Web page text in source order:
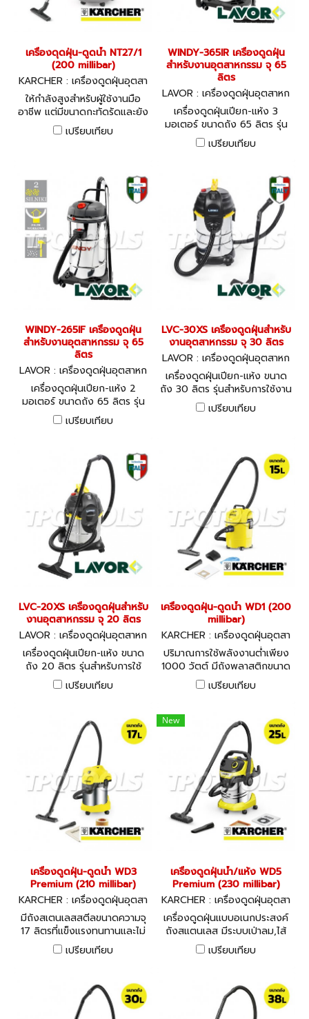
เครื่องดุดฝุ่น-ดูดน้ำ NT27/1
(200 millibar)
KARCHER : เครื่องดูดฝุ่นอุตสา
หกรรม NT27/1
ให้กำลังสูงสำหรับผู้ใช้งานมือ
อาชีพ แต่มีขนาดกะทัดรัดและยัง
คงไว้ซึ่งมาตรฐานในการใช้งาน
โดยมีอุปกรณ์เสริมที่หลากหลาย
เปรียบเทียบ
WINDY-365IR เครื่องดูดฝุ่น
สำหรับงานอุตสาหกรรม จุ 65
ลิตร
LAVOR : เครื่องดูดฝุ่นอุตสาหก
รรม WINDY-365IR
เครื่องดูดฝุ่นเปียก-แห้ง 3
มอเตอร์ ขนาดถัง 65 ลิตร รุ่น
สำหรับการใช้งานระดับ
อุตสาหกรรม จำนวนมอเตอร์ 3
220 โวลท์
เปรียบเทียบ
WINDY-265IF เครื่องดูดฝุ่น
สำหรับงานอุตสาหกรรม จุ 65
ลิตร
LAVOR : เครื่องดูดฝุ่นอุตสาหก
รรม WINDY-265IF
เครื่องดูดฝุ่นเปียก-แห้ง 2
มอเตอร์ ขนาดถัง 65 ลิตร รุ่น
สำหรับการใช้งานระดับ
อุตสาหกรรม จำนวนมอเตอร์ 2
220 โวลท์
เปรียบเทียบ
LVC-30XS เครื่องดูดฝุ่นสำหรับ
งานอุตสาหกรรม จุ 30 ลิตร
LAVOR : เครื่องดูดฝุ่นอุตสาหก
รรม LVC-30XS
เครื่องดูดฝุ่นเปียก-แห้ง ขนาด
ถัง 30 ลิตร รุ่นสำหรับการใช้งาน
ระดับอุตสาหกรรม มอเตอร์
1200 วัตต์ ระบบไฟ 220 โวลท์
เปรียบเทียบ
LVC-20XS เครื่องดูดฝุ่นสำหรับ
งานอุตสาหกรรม จุ 20 ลิตร
LAVOR : เครื่องดูดฝุ่นอุตสาหก
รรม LVC-20XS
เครื่องดูดฝุ่นเปียก-แห้ง ขนาด
ถัง 20 ลิตร รุ่นสำหรับการใช้
งานระดับอุตสาหกรรม มอเตอร์
1200 วัตต์ ระบบไฟ 220 โวลท์
เปรียบเทียบ
เครื่องดูดฝุ่น-ดูดน้ำ WD1 (200
millibar)
KARCHER : เครื่องดูดฝุ่นอุตสา
หกรรม WD1
ปริมาณการใช้พลังงานต่ำเพียง
1000 วัตต์ มีถังพลาสติกขนาด
15 ลิตร ทนแรงกระแทกสูง
เปรียบเทียบ
เครื่องดูดฝุ่น-ดูดน้ำ WD3
Premium (210 millibar)
KARCHER : เครื่องดูดฝุ่นอุตสา
หกรรม WD3
มีถังสเตนเลสสตีลขนาดความจุ
17 ลิตรที่แข็งแรงทนทานและไม่
เป็นสนิม มาพร้อมตลับตัวกรอง
รวมทั้งอุปกรณ์เสริม
เปรียบเทียบ
New
เครื่องดูดฝุ่นน้ำ/แห้ง WD5
Premium (230 millibar)
KARCHER : เครื่องดูดฝุ่นอุตสา
หกรรม WD5
เครื่องดูดฝุ่นแบบอเนกประสงค์
ถังสแตนเลส มีระบบเป่าลม,ไส้
กรองแบบถาด
เปรียบเทียบ